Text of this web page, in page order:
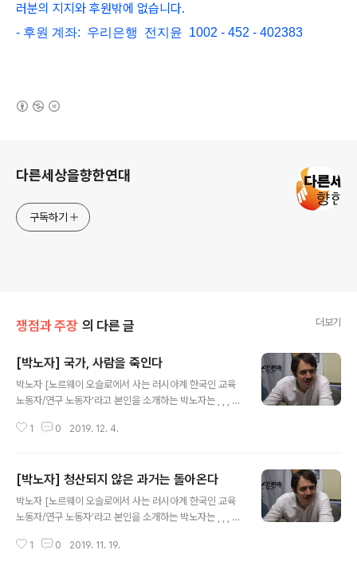
러분의 지지와 후원밖에 없습니다.
- 후원 계좌: 우리은행 전지윤 1002 - 452 - 402383
다른세상을향한연대
구독하기
쟁점과 주장 의 다른 글 더보기
[박노자] 국가, 사람을 죽인다
박노자 [노르웨이 오슬로에서 사는 러시아계 한국인 교육
노동자/연구 노동자’라고 본인을 소개하는 박노자는 , , , 등
글(https://blog.naver.com/vladimir_tikhonov)을
자 알바그다디의 "작전 중의 자폭"을 웃으면서 발표했습니
다. 그 때도 그렇고, 지난 번에 오바마가 빈라덴을 죽였다는
발표를 했을 때도 그렇고, 제가 느낀 것은 어떤 충격과 이루
단 그 경위가 어떻고 어떤 사람이든간에 우리와 '동류'인 인
1 0 2019. 12. 4.
[박노자] 청산되지 않은 과거는 돌아온다
박노자 [노르웨이 오슬로에서 사는 러시아계 한국인 교육
노동자/연구 노동자’라고 본인을 소개하는 박노자는 , , , 등
글(https://blog.naver.com/vladimir_tikhonov)을
1 0 2019. 11. 19.